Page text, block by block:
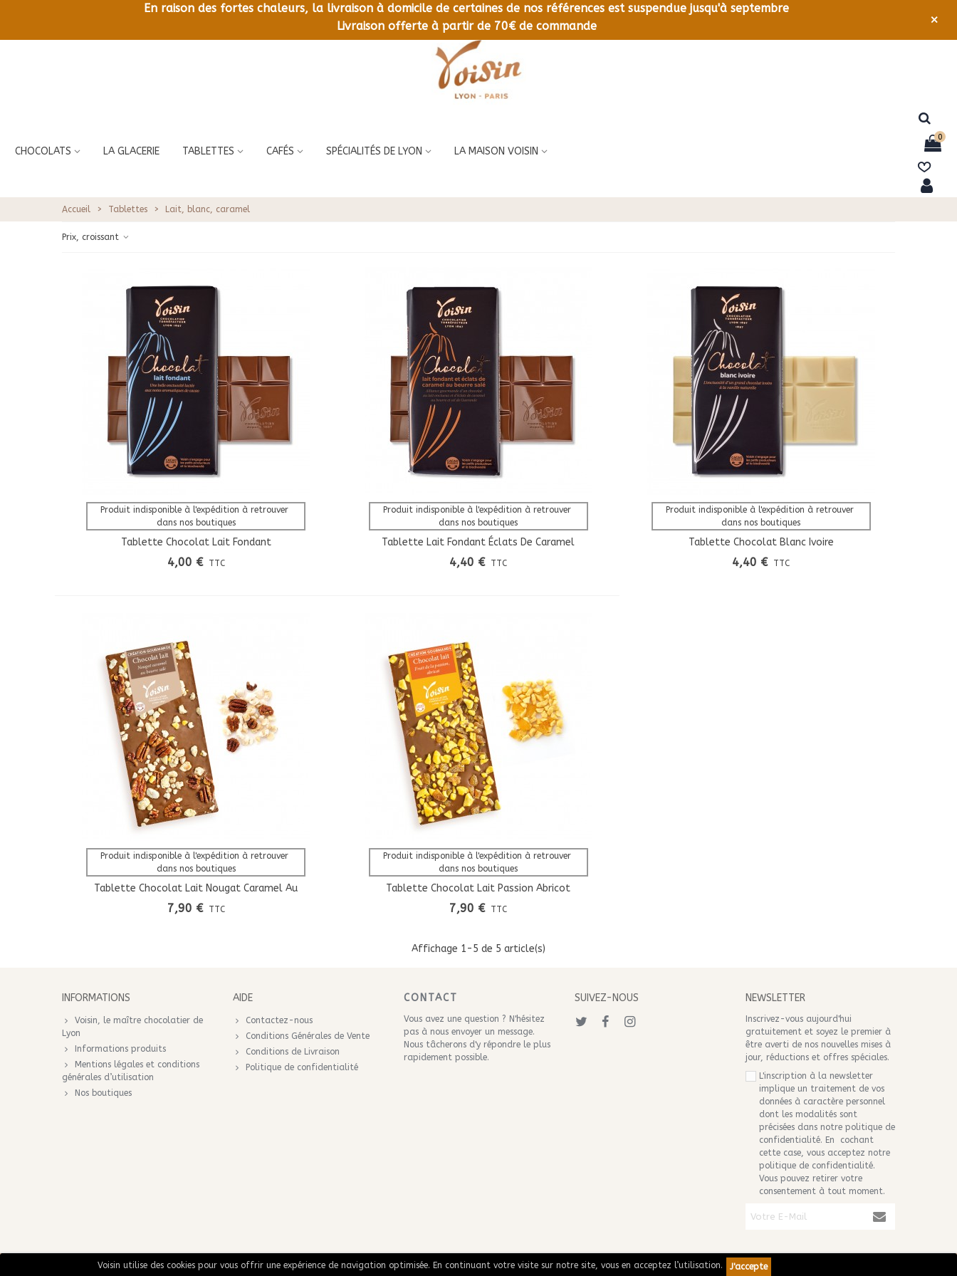
LIVRAISON OFFERTE À PARTIR DE 70€ DE COMMANDE
Voisin utilise des cookies pour vous offrir une expérience de navigation optimisée. En continuant votre visite sur notre site, vous en acceptez l’utilisation. J'accepte
CHOCOLATS LA GLACERIE TABLETTES CAFÉS SPÉCIALITÉS DE LYON LA MAISON VOISIN
0
Accueil > Tablettes > Lait, blanc, caramel
Prix, croissant
Afficher Plus
Produit indisponible à l'expédition à retrouver
dans nos boutiques
Tablette Chocolat Lait Fondant
4,00 € TTC
Afficher Plus
Produit indisponible à l'expédition à retrouver
dans nos boutiques
Tablette Lait Fondant Éclats De Caramel
4,40 € TTC
Afficher Plus
Produit indisponible à l'expédition à retrouver
dans nos boutiques
Tablette Chocolat Blanc Ivoire
4,40 € TTC
Afficher Plus
Produit indisponible à l'expédition à retrouver
dans nos boutiques
Tablette Chocolat Lait Nougat Caramel Au
Beurre Salé Création Gourmande
7,90 € TTC
Afficher Plus
Produit indisponible à l'expédition à retrouver
dans nos boutiques
Tablette Chocolat Lait Passion Abricot
Création Gourmande
7,90 € TTC
Affichage 1-5 de 5 article(s)
INFORMATIONS
Voisin, le maître chocolatier de
Lyon
Informations produits
Mentions légales et conditions
générales d’utilisation
Nos boutiques
AIDE
Contactez-nous
Conditions Générales de Vente
Conditions de Livraison
Politique de confidentialité
CONTACT
Vous avez une question ? N'hésitez
pas à nous envoyer un message.
Nous tâcherons d'y répondre le plus
rapidement possible.
SUIVEZ-NOUS NEWSLETTER
Inscrivez-vous aujourd'hui
gratuitement et soyez le premier à
être averti de nos nouvelles mises à
jour, réductions et offres spéciales.
L'inscription à la newsletter
implique un traitement de vos
données à caractère personnel
dont les modalités sont
précisées dans notre politique de
confidentialité. En cochant
cette case, vous acceptez notre
politique de confidentialité.
Vous pouvez retirer votre
consentement à tout moment.
© 2020 Voisin. Tous droits réservés.
En raison des fortes chaleurs, la livraison à domicile de certaines de nos références est suspendue jusqu'à septembre
Livraison offerte à partir de 70€ de commande
×